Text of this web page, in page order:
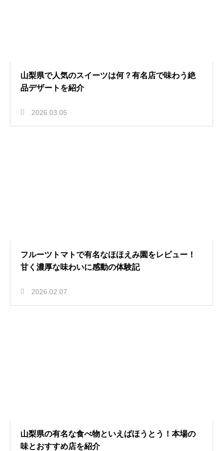
山梨県で人気のスイーツは何？有名店で味わう絶
品デザートを紹介
2026.03.05
フルーツトマトで有名なほほえみ園をレビュー！
甘く濃厚な味わいに感動の体験記
2026.02.07
山梨県の有名な食べ物といえばほうとう！本場の
味とおすすめ店を紹介